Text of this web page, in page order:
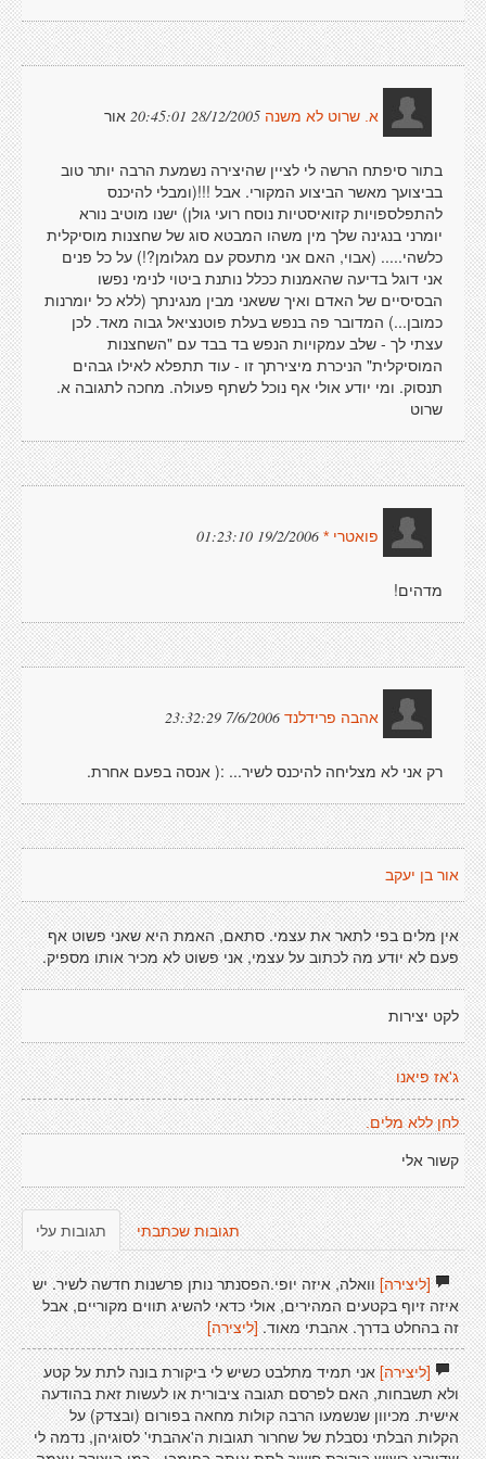
א. שרוט לא משנה 28/12/2005 20:45:01 אור
בתור סיפתח הרשה לי לציין שהיצירה נשמעת הרבה יותר טוב
בביצועך מאשר הביצוע המקורי. אבל !!!(ומבלי להיכנס
להתפלספויות קזואיסטיות נוסח רועי גולן) ישנו מוטיב נורא
יומרני בנגינה שלך מין משהו המבטא סוג של שחצנות מוסיקלית
כלשהי..... (אבוי, האם אני מתעסק עם מגלומן?!) על כל פנים
אני דוגל בדיעה שהאמנות ככלל נותנת ביטוי לנימי נפשו
הבסיסיים של האדם ואיך ששאני מבין מנגינתך (ללא כל יומרנות
כמובן...) המדובר פה בנפש בעלת פוטנציאל גבוה מאד. לכן
עצתי לך - שלב עמקויות הנפש בד בבד עם "השחצנות
המוסיקלית" הניכרת מיצירתך זו - עוד תתפלא לאילו גבהים
תנסוק. ומי יודע אולי אף נוכל לשתף פעולה. מחכה לתגובה א.
שרוט
פואטרי * 19/2/2006 01:23:10
מדהים!
אהבה פרידלנד 7/6/2006 23:32:29
רק אני לא מצליחה להיכנס לשיר... :( אנסה בפעם אחרת.
אור בן יעקב
אין מלים בפי לתאר את עצמי. סתאם, האמת היא שאני פשוט אף
פעם לא יודע מה לכתוב על עצמי, אני פשוט לא מכיר אותו מספיק.
לקט יצירות
ג'אז פיאנו
לחן ללא מלים.
קשור אלי
תגובות עלי תגובות שכתבתי
[ליצירה]וואלה, איזה יופי.הפסנתר נותן פרשנות חדשה לשיר. יש
איזה זיוף בקטעים המהירים, אולי כדאי להשיג תווים מקוריים, אבל
זה בהחלט בדרך. אהבתי מאוד.[ליצירה]
[ליצירה]אני תמיד מתלבט כשיש לי ביקורת בונה לתת על קטע
ולא תשבחות, האם לפרסם תגובה ציבורית או לעשות זאת בהודעה
אישית. מכיוון שנשמעו הרבה קולות מחאה בפורום (ובצדק) על
הקלות הבלתי נסבלת של שחרור תגובות ה'אהבתי' לסוגיהן, נדמה לי